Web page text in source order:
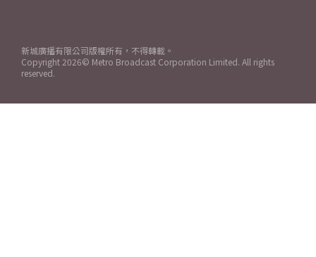
新城廣播有限公司版權所有，不得轉載。
Copyright 2026© Metro Broadcast Corporation Limited. All rights
reserved.